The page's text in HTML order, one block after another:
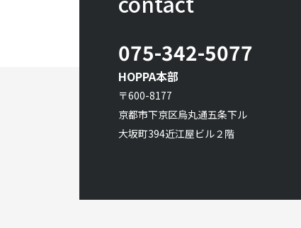
075-342-5077
HOPPA本部
〒600-8177
京都市下京区烏丸通五条下ル
大坂町394近江屋ビル２階